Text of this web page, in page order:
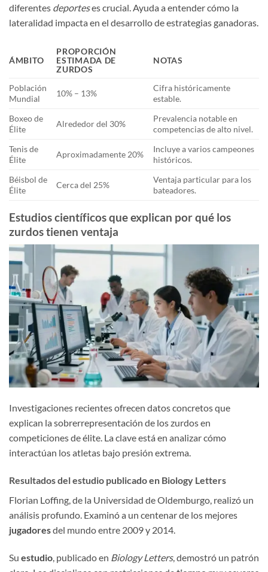
diferentes deporteses crucial. Ayuda a entender cómo la
lateralidad impacta en el desarrollo de estrategias ganadoras.
ÁMBITO
PROPORCIÓN
ESTIMADA DE
ZURDOS
NOTAS
Población
Mundial
10% – 13%
Cifra históricamente
estable.
Boxeo de
Élite
Alrededor del 30%
Prevalencia notable en
competencias de alto nivel.
Tenis de
Élite
Aproximadamente 20%
Incluye a varios campeones
históricos.
Béisbol de
Élite
Cerca del 25%
Ventaja particular para los
bateadores.
Estudios científicos que explican por qué los
zurdos tienen ventaja
Investigaciones recientes ofrecen datos concretos que
explican la sobrerrepresentación de los zurdos en
competiciones de élite. La clave está en analizar cómo
interactúan los atletas bajo presión extrema.
Resultados del estudio publicado en Biology Letters
Florian Loffing, de la Universidad de Oldemburgo, realizó un
análisis profundo. Examinó a un centenar de los mejores
jugadoresdel mundo entre 2009 y 2014.
Su estudio , publicado en Biology Letters, demostró un patrón